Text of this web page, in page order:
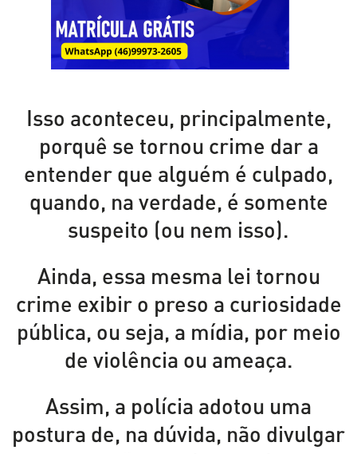
Isso aconteceu, principalmente,
porquê se tornou crime dar a
entender que alguém é culpado,
quando, na verdade, é somente
suspeito (ou nem isso).
Ainda, essa mesma lei tornou
crime exibir o preso a curiosidade
pública, ou seja, a mídia, por meio
de violência ou ameaça.
Assim, a polícia adotou uma
postura de, na dúvida, não divulgar